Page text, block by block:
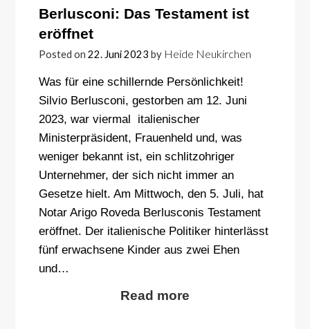
Berlusconi: Das Testament ist
eröffnet
Posted on 22. Juni 2023 by Heide Neukirchen
Was für eine schillernde Persönlichkeit!
Silvio Berlusconi, gestorben am 12. Juni
2023, war viermal italienischer
Ministerpräsident, Frauenheld und, was
weniger bekannt ist, ein schlitzohriger
Unternehmer, der sich nicht immer an
Gesetze hielt. Am Mittwoch, den 5. Juli, hat
Notar Arigo Roveda Berlusconis Testament
eröffnet. Der italienische Politiker hinterlässt
fünf erwachsene Kinder aus zwei Ehen
und…
Read more